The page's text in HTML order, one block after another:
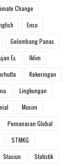
Change
Enso
Gelombang Panas
Es
Iklim
Kekeringan
Lingkungan
Musim
Pemanasan Global
STMKG
Stasiun
Statistik